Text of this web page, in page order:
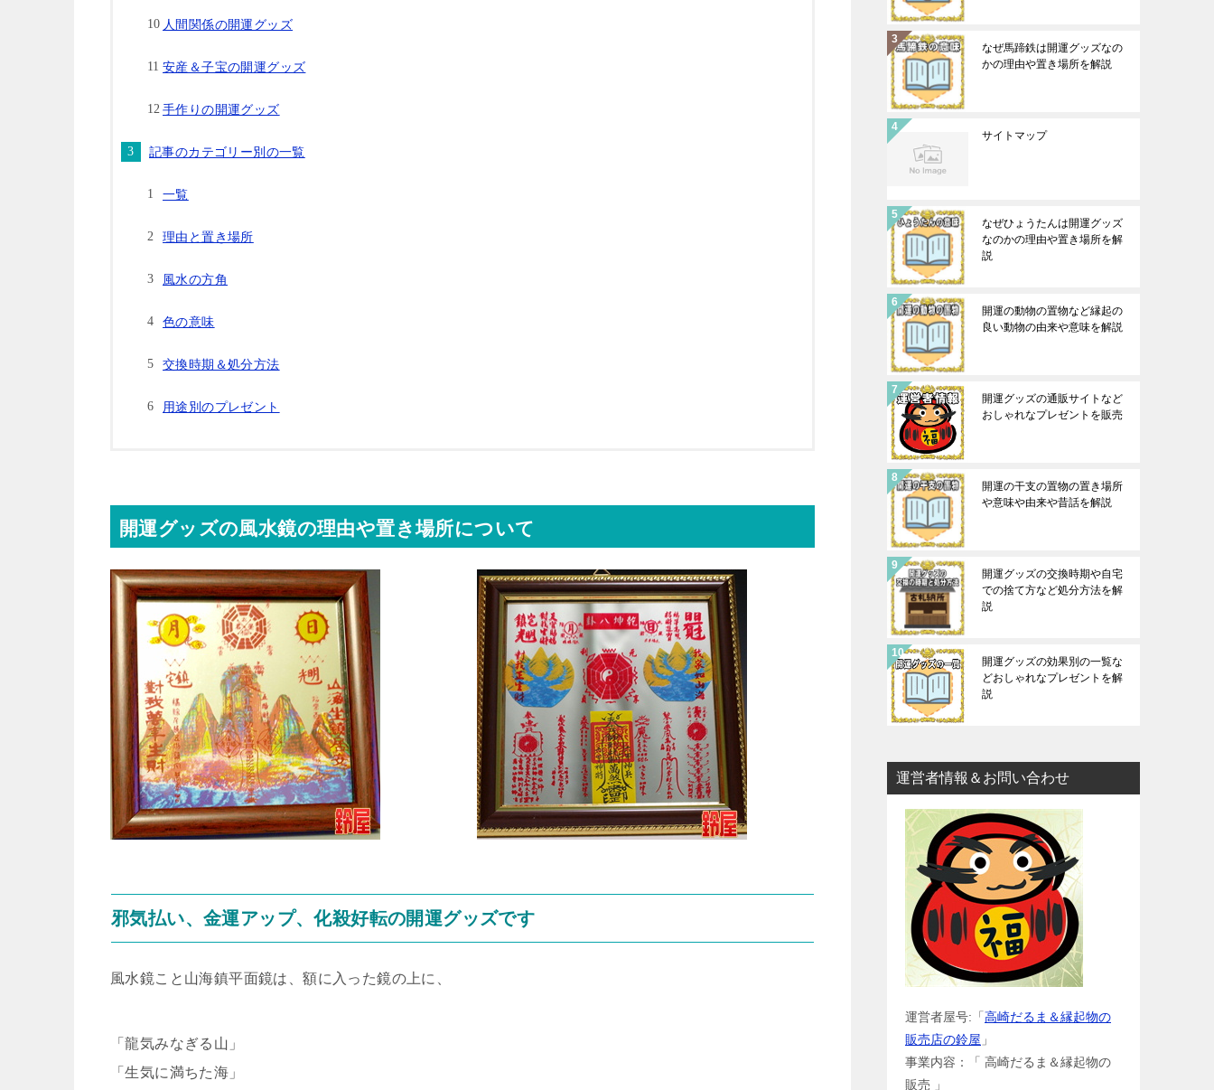
人間関係の開運グッズ
安産＆子宝の開運グッズ
手作りの開運グッズ
記事のカテゴリー別の一覧
一覧
理由と置き場所
風水の方角
色の意味
交換時期＆処分方法
用途別のプレゼント
開運グッズの風水鏡の理由や置き場所について
邪気払い、金運アップ、化殺好転の開運グッズです
風水鏡こと山海鎮平面鏡は、額に入った鏡の上に、
「龍気みなぎる山」
「生気に満ちた海」
なぜ馬蹄鉄は開運グッズなの
かの理由や置き場所を解説
サイトマップ
なぜひょうたんは開運グッズ
なのかの理由や置き場所を解
説
開運の動物の置物など縁起の
良い動物の由来や意味を解説
開運グッズの通販サイトなど
おしゃれなプレゼントを販売
開運の干支の置物の置き場所
や意味や由来や昔話を解説
開運グッズの交換時期や自宅
での捨て方など処分方法を解
説
開運グッズの効果別の一覧な
どおしゃれなプレゼントを解
説
運営者情報＆お問い合わせ
運営者屋号:「 高崎だるま＆縁起物の
販売店の鈴屋 」
事業内容：「 高崎だるま＆縁起物の
販売 」